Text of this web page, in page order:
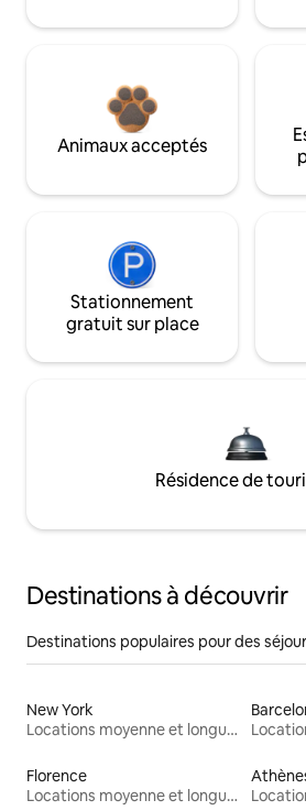
Animaux acceptés
Stationnement
gratuit sur place
Résidence de
Destinations à découvrir
Destinations populaires pour des
New York
Locations moyenne et longue durée
Florence
Locations moyenne et longue durée